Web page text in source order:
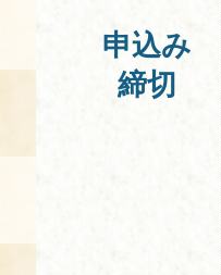
申込み
締切